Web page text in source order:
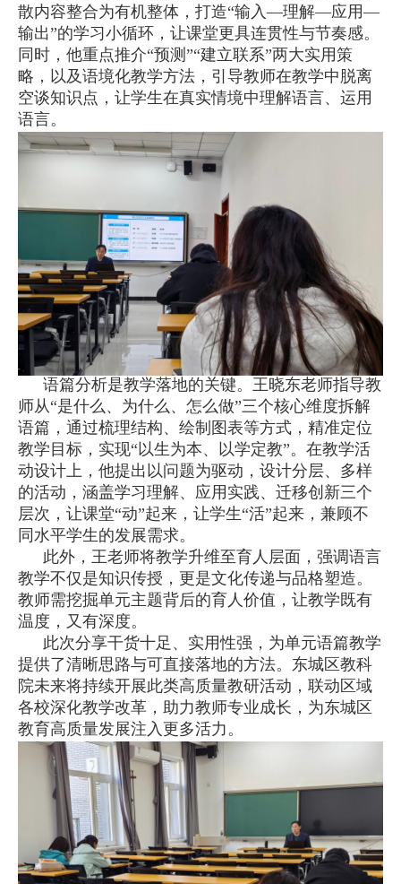
散内容整合为有机整体，打造“输入—理解—应用—
输出”的学习小循环，让课堂更具连贯性与节奏感。
同时，他重点推介“预测”“建立联系”两大实用策
略，以及语境化教学方法，引导教师在教学中脱离
空谈知识点，让学生在真实情境中理解语言、运用
语言。
语篇分析是教学落地的关键。王晓东老师指导教
师从“是什么、为什么、怎么做”三个核心维度拆解
语篇，通过梳理结构、绘制图表等方式，精准定位
教学目标，实现“以生为本、以学定教”。在教学活
动设计上，他提出以问题为驱动，设计分层、多样
的活动，涵盖学习理解、应用实践、迁移创新三个
层次，让课堂“动”起来，让学生“活”起来，兼顾不
同水平学生的发展需求。
此外，王老师将教学升维至育人层面，强调语言
教学不仅是知识传授，更是文化传递与品格塑造。
教师需挖掘单元主题背后的育人价值，让教学既有
温度，又有深度。
此次分享干货十足、实用性强，为单元语篇教学
提供了清晰思路与可直接落地的方法。东城区教科
院未来将持续开展此类高质量教研活动，联动区域
各校深化教学改革，助力教师专业成长，为东城区
教育高质量发展注入更多活力。